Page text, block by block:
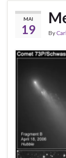
MAI
19 By